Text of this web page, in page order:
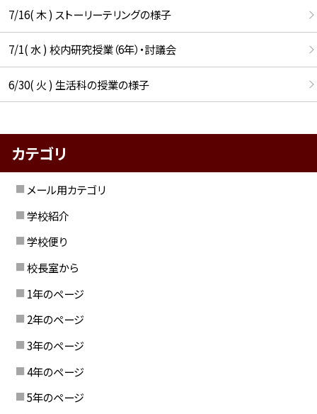
7/16( 木 ) ストーリーテリングの様子
7/1( 水 ) 校内研究授業（6年）・討議会
6/30( 火 ) 生活科の授業の様子
カテゴリ
メール用カテゴリ
学校紹介
学校便り
校長室から
1年のページ
2年のページ
3年のページ
4年のページ
5年のページ